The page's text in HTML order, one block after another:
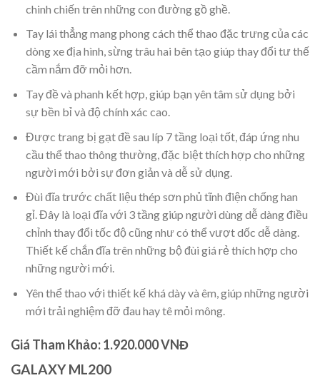
chinh chiến trên những con đường gồ ghề.
Tay lái thẳng mang phong cách thể thao đặc trưng của các
dòng xe địa hình, sừng trâu hai bên tạo giúp thay đổi tư thế
cầm nắm đỡ mỏi hơn.
Tay đề và phanh kết hợp, giúp bạn yên tâm sử dụng bởi
sự bền bỉ và độ chính xác cao.
Được trang bị gạt đề sau líp 7 tầng loại tốt, đáp ứng nhu
cầu thể thao thông thường, đặc biệt thích hợp cho những
người mới bởi sự đơn giản và dễ sử dụng.
Đùi đĩa trước chất liệu thép sơn phủ tĩnh điện chống han
gỉ. Đây là loại đĩa với 3 tầng giúp người dùng dễ dàng điều
chỉnh thay đổi tốc độ cũng như có thể vượt dốc dễ dàng.
Thiết kế chắn đĩa trên những bộ đùi giá rẻ thích hợp cho
những người mới.
Yên thể thao với thiết kế khá dày và êm, giúp những người
mới trải nghiệm đỡ đau hay tê mỏi mông.
Giá Tham Khảo: 1.920.000 VNĐ
GALAXY ML200